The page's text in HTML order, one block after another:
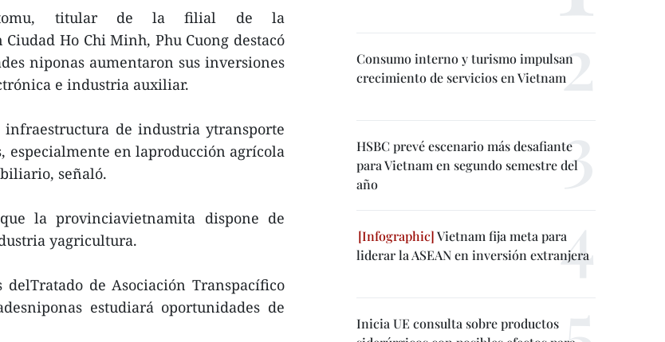
titular de la filial de la
Ho Chi Minh, Phu Cuong destacó
niponas aumentaron sus inversiones
e industria auxiliar.
de industria ytransporte
especialmente en laproducción agrícola
señaló.
la provinciavietnamita dispone de
yagricultura.
de Asociación Transpacífico
estudiará oportunidades de
Consumo interno y turismo impulsan
crecimiento de servicios en Vietnam
HSBC prevé escenario más desafiante
para Vietnam en segundo semestre del
año
Vietnam fija meta para
liderar la ASEAN en inversión extranjera
Inicia UE consulta sobre productos